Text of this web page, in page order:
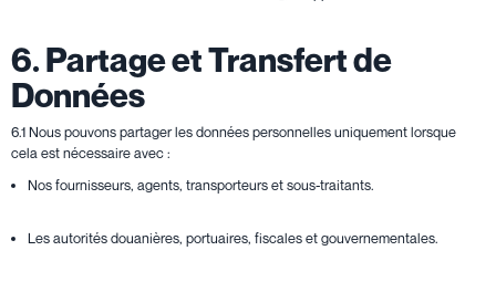
6. Partage et Transfert de
Données
6.1 Nous pouvons partager les données personnelles uniquement lorsque
cela est nécessaire avec :
Nos fournisseurs, agents, transporteurs et sous-traitants.
Les autorités douanières, portuaires, fiscales et gouvernementales.